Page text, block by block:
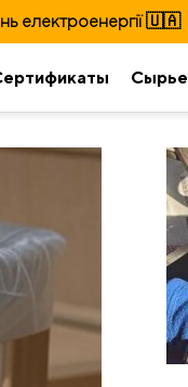
електроенергії 🇺🇦
Сырье